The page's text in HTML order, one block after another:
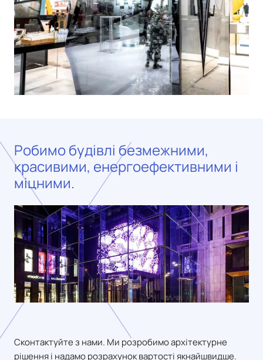
Робимо будівлі безмежними,
красивими, енергоефективними і
міцними.
Сконтактуйте з нами. Ми розробимо архітектурне
рішення і надамо розрахунок вартості якнайшвидше.